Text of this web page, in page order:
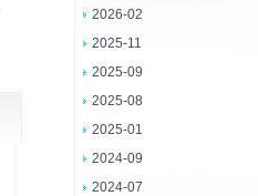
2026-02
2025-11
2025-09
2025-08
2025-01
2024-09
2024-07